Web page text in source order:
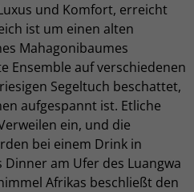
und Komfort, erreicht
ist um einen alten
Mahagonibaumes
Ensemble auf verschiedenen
Segeltuch beschattet,
aufgespannt ist. Etliche
ein, und die
bei einem Drink in
am Ufer des Luangwa
Afrikas beschließt den